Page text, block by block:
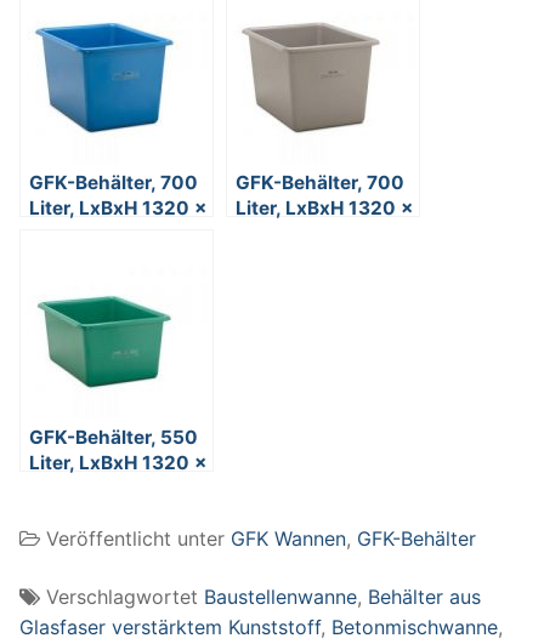
GFK-Behälter, 700
Liter, LxBxH 1320 x
GFK-Behälter, 700
Liter, LxBxH 1320 x
GFK-Behälter, 550
Liter, LxBxH 1320 x
Veröffentlicht unter GFK Wannen, GFK-Behälter
Verschlagwortet Baustellenwanne, Behälter aus
Glasfaser verstärktem Kunststoff, Betonmischwanne,